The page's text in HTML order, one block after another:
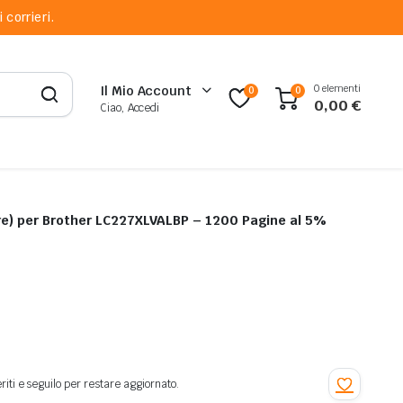
corrieri.
Il Mio Account
Ciao, Accedi
0 0 0 elementi
0,00€
Kit 4 Cartucce Originali (1 per Colore) per Brother LC227XLVALBP – 1200 Pagine al 5%